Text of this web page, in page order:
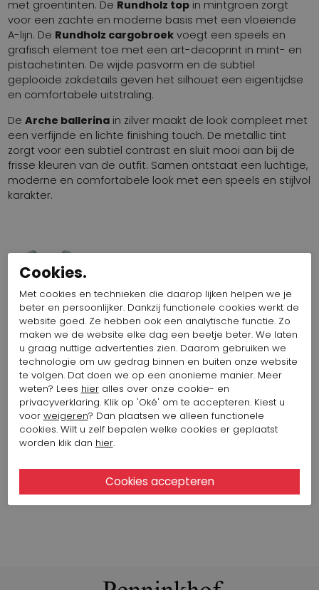
met groentinten. De Rundholz top in mintgroen zorgt
voor een zachte en moderne basis met een vloeiende
A-lijn. De Rundholz cargobroek voegt een speels en
grafisch element toe met een art-decoprint in mint- en
pistachetinten. De wijde pasvorm en de subtiel
geplooide zakdetails geven het silhouet een eigentijdse
en comfortabele uitstraling.
DeArche ballerina in zilver maakt de look compleet met
een verfijnde en lichte finishing touch. De metallic tint
zorgt voor een subtiel contrast en sluit mooi aan bij de
frisse kleuren van de outfit. Samen ontstaat een luchtige,
moderne en comfortabele look met een speels en stijlvol
karakter.
Kleur: Groen
137,14 $ 68,57 $
ARCHE BALLERINA ARGENT LAIUS
Artikelnummer: 11689-1011
Kleur: Zilver
275,43 $
Bekijk alle looks van het merk Rundholz
Cookies.
Met cookies en technieken die daarop lijken helpen we je
beter en persoonlijker. Dankzij functionele cookies werkt de
website goed. Ze hebben ook een analytische functie. Zo
maken we de website elke dag een beetje beter. We laten
u graag nuttige advertenties zien. Daarom gebruiken we
technologie om uw gedrag binnen en buiten onze website
te volgen. Dat doen we op een anonieme manier. Meer
weten? Lees hieralles over onze cookie- en
privacyverklaring. Klik op 'Oké' om te accepteren. Kiest u
voor weigeren? Dan plaatsen we alleen functionele
cookies. Wilt u zelf bepalen welke cookies er geplaatst
worden klik dan hier.